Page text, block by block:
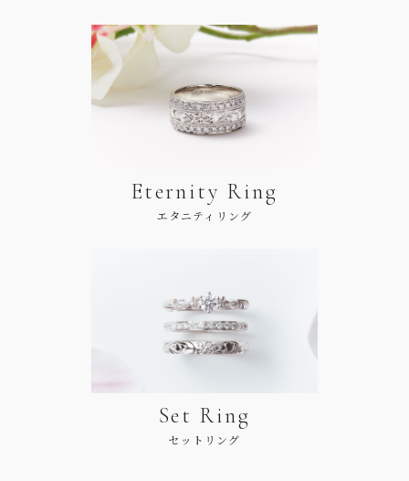
Eternity Ring
エタニティリング
Set Ring
セットリング